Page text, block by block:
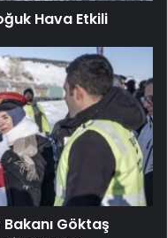
Hava Etkili
Göktaş